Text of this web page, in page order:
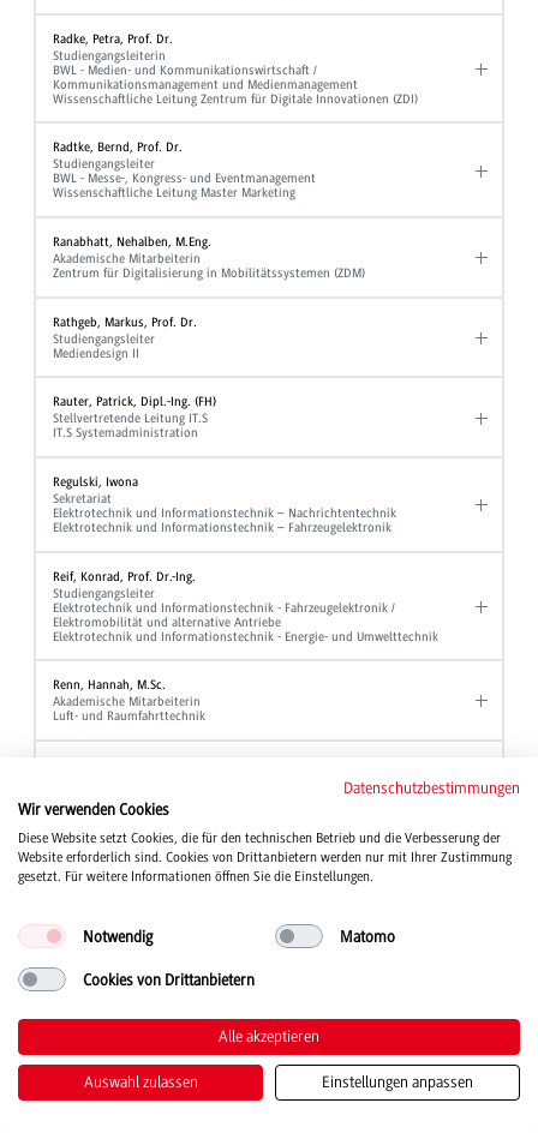
Radke, Petra, Prof. Dr.
Studiengangsleiterin
BWL - Medien- und Kommunikationswirtschaft /
Kommunikationsmanagement und Medienmanagement
Wissenschaftliche Leitung Zentrum für Digitale Innovationen (ZDI)
Radtke, Bernd, Prof. Dr.
Studiengangsleiter
BWL - Messe-, Kongress- und Eventmanagement
Wissenschaftliche Leitung Master Marketing
Ranabhatt, Nehalben, M.Eng.
Akademische Mitarbeiterin
Zentrum für Digitalisierung in Mobilitätssystemen (ZDM)
Rathgeb, Markus, Prof. Dr.
Studiengangsleiter
Mediendesign II
Rauter, Patrick, Dipl.-Ing. (FH)
Stellvertretende Leitung IT.S
IT.S Systemadministration
Regulski, Iwona
Sekretariat
Elektrotechnik und Informationstechnik – Nachrichtentechnik
Elektrotechnik und Informationstechnik – Fahrzeugelektronik
Reif, Konrad, Prof. Dr.-Ing.
Studiengangsleiter
Elektrotechnik und Informationstechnik - Fahrzeugelektronik /
Elektromobilität und alternative Antriebe
Elektrotechnik und Informationstechnik - Energie- und Umwelttechnik
Renn, Hannah, M.Sc.
Akademische Mitarbeiterin
Luft- und Raumfahrttechnik
Gleichbehandlungsmanager
Rieber, Jochen, Prof. Dr.
Professor
Rief, Manfred, Dipl.-Ing. (FH)
Maschinenbau
Rieger, Bernd, Prof. Dr.
BWL - Bank und BWL - Finanzdienstleistungen
Riegger, Chiara
Datenschutzbestimmungen
Wir verwenden Cookies
Diese Website setzt Cookies, die für den technischen Betrieb und die Verbesserung der
Website erforderlich sind. Cookies von Drittanbietern werden nur mit Ihrer Zustimmung
gesetzt. Für weitere Informationen öffnen Sie die Einstellungen.
Notwendig Matomo
Cookies von Drittanbietern
Alle akzeptieren
Auswahl zulassen Einstellungen anpassen